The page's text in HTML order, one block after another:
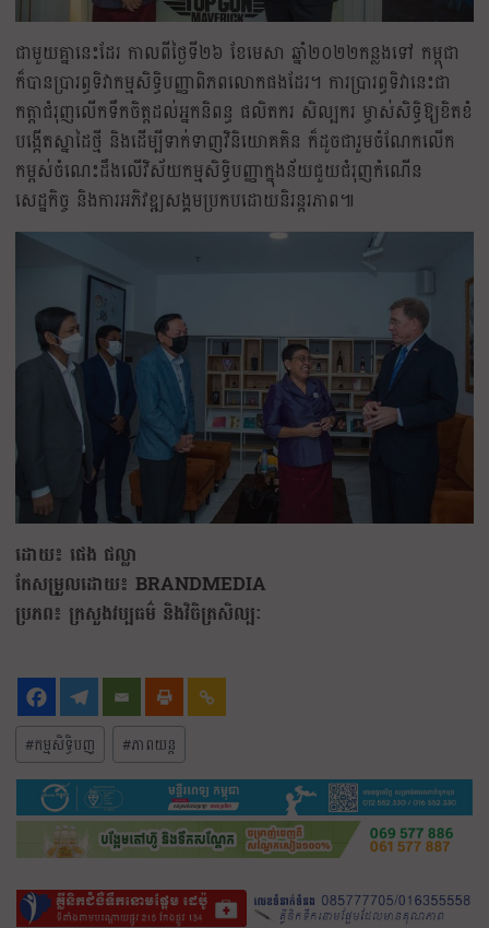
ជាមួយគ្នានេះដែរ កាលពីថ្ងៃទី២៦ ខែមេសា ឆ្នាំ២០២២​កន្លងទៅ កម្ពុជា
ក៏បានប្រារព្ធទិវាកម្មសិទ្ធិបញ្ញាពិភពលោកផងដែរ។​ ការប្រារព្ធទិវានេះជា
កត្តាជំរុញលើកទឹកចិត្តដល់អ្នកនិពន្ធ ផលិតករ សិល្បករ ម្ចាស់សិទ្ធិឱ្យខិតខំ
បង្កើតស្នាដៃថ្មី និងដើម្បីទាក់ទាញវិនិយោគគិន ក៏ដូចជារួមចំណែកលើក
កម្ពស់ចំណេះដឹងលើវិស័យកម្មសិទ្ធិបញ្ញាក្នុងន័យជួយជំរុញកំណើន
សេដ្ឋកិច្ច និងការអភិវឌ្ឍសង្គមប្រកបដោយនិរន្តរភាព៕
ដោយ៖ ផេង ផល្លា
កែសម្រួលដោយ៖​ BRANDMEDIA
ប្រភព៖ ក្រសួងវប្បធម៌ និងវិចិត្រសិល្បៈ
#កម្មសិទ្ធិបញ្ #ភាពយន្ត